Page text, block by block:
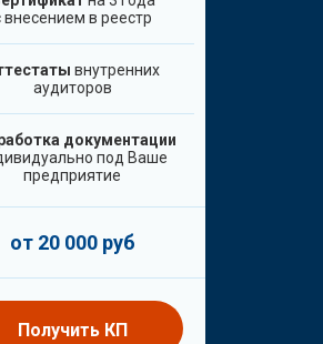
внесением в реестр
внутренних
аудиторов
документации
под Ваше
предприятие
от 20 000 руб
Получить КП